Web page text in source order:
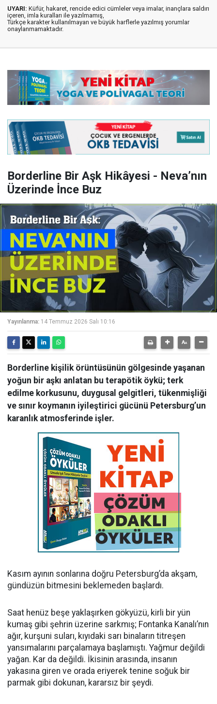
UYARI: Küfür, hakaret, rencide edici cümleler veya imalar, inançlara saldırı
içeren, imla kuralları ile yazılmamış,
Türkçe karakter kullanılmayan ve büyük harflerle yazılmış yorumlar
onaylanmamaktadır.
Borderline Bir Aşk Hikâyesi - Neva’nın
Üzerinde İnce Buz
Yayınlanma: 14 Temmuz 2026 Salı 10:16
Borderline kişilik örüntüsünün gölgesinde yaşanan
yoğun bir aşkı anlatan bu terapötik öykü; terk
edilme korkusunu, duygusal gelgitleri, tükenmişliği
ve sınır koymanın iyileştirici gücünü Petersburg’un
karanlık atmosferinde işler.
Kasım ayının sonlarına doğru Petersburg’da akşam,
gündüzün bitmesini beklemeden başlardı.
Saat henüz beşe yaklaşırken gökyüzü, kirli bir yün
kumaş gibi şehrin üzerine sarkmış; Fontanka Kanalı’nın
ağır, kurşuni suları, kıyıdaki sarı binaların titreşen
yansımalarını parçalamaya başlamıştı. Yağmur değildi
yağan. Kar da değildi. İkisinin arasında, insanın
yakasına giren ve orada eriyerek tenine soğuk bir
parmak gibi dokunan, kararsız bir şeydi.